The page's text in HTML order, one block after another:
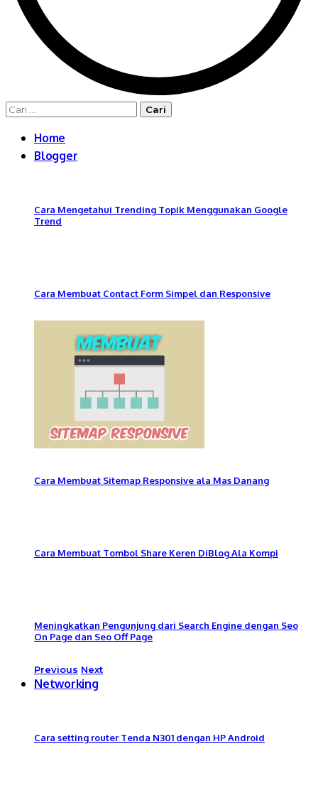
Cari
Home
Blogger
Cara Mengetahui Trending Topik Menggunakan Google
Trend
Cara Membuat Contact Form Simpel dan Responsive
Cara Membuat Sitemap Responsive ala Mas Danang
Cara Membuat Tombol Share Keren DiBlog Ala Kompi
Meningkatkan Pengunjung dari Search Engine dengan Seo
On Page dan Seo Off Page
Previous Next
Networking
Cara setting router Tenda N301 dengan HP Android